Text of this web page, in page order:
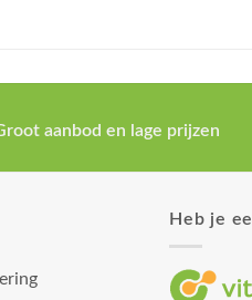
aanbod en lage prijzen
Heb je